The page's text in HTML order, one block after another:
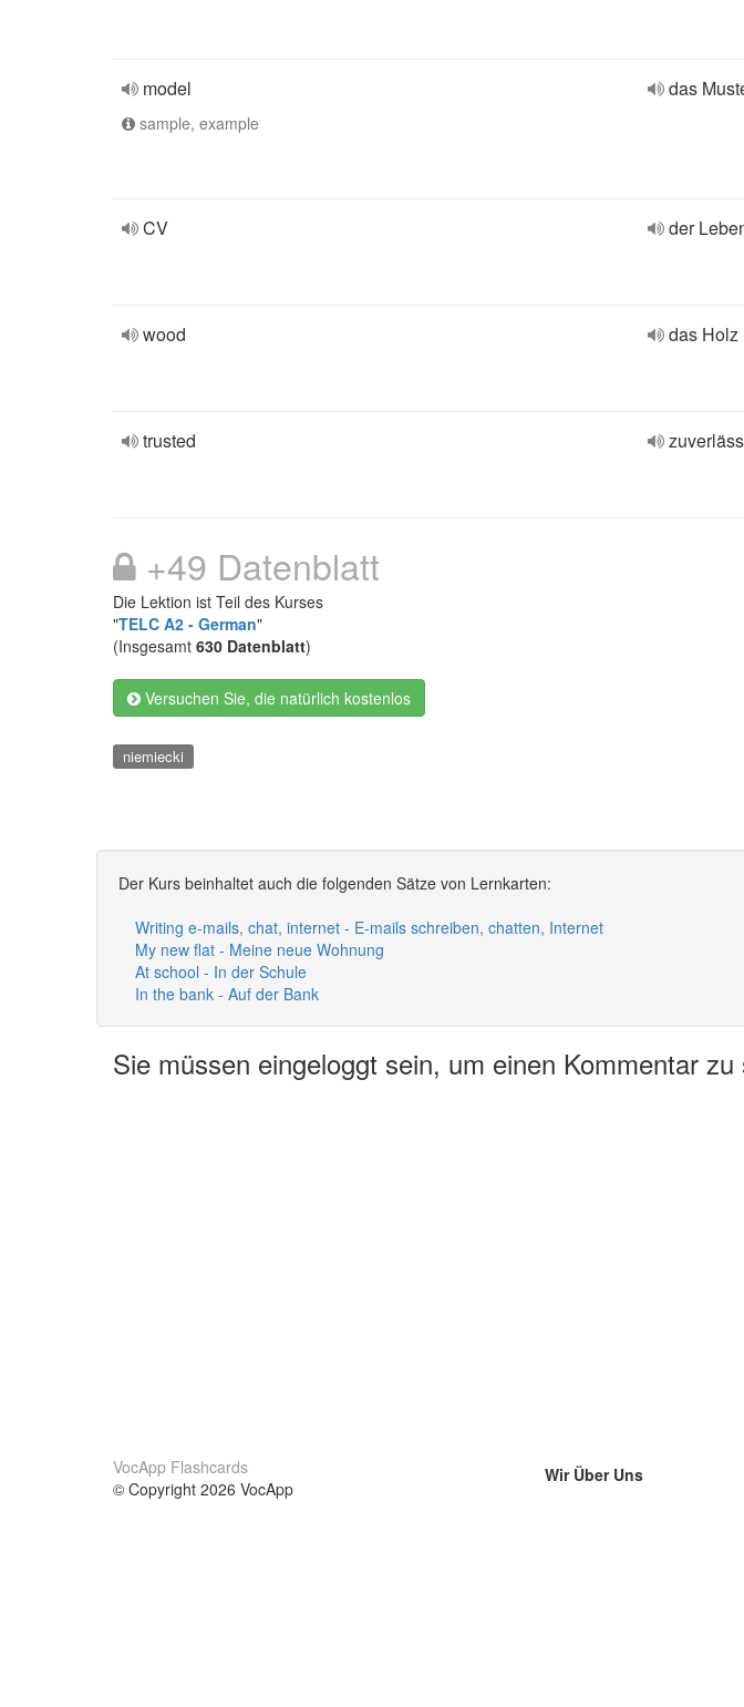
model
sample, example
das
CV der
wood das Holz
trusted
+49 Datenblatt
Die Lektion ist Teil des Kurses
"TELC A2 - German"
(Insgesamt 630 Datenblatt)
Versuchen Sie, die natürlich kostenlos
niemiecki
Der Kurs beinhaltet auch die folgenden Sätze von Lernkarten:
Writing e-mails, chat, internet - E-mails schreiben, chatten, Internet
My new flat - Meine neue Wohnung
At school - In der Schule
In the bank - Auf der Bank
Sie müssen eingeloggt sein, um einen Kommentar zu
VocApp Flashcards
© Copyright 2026 VocApp
Wir Über Uns